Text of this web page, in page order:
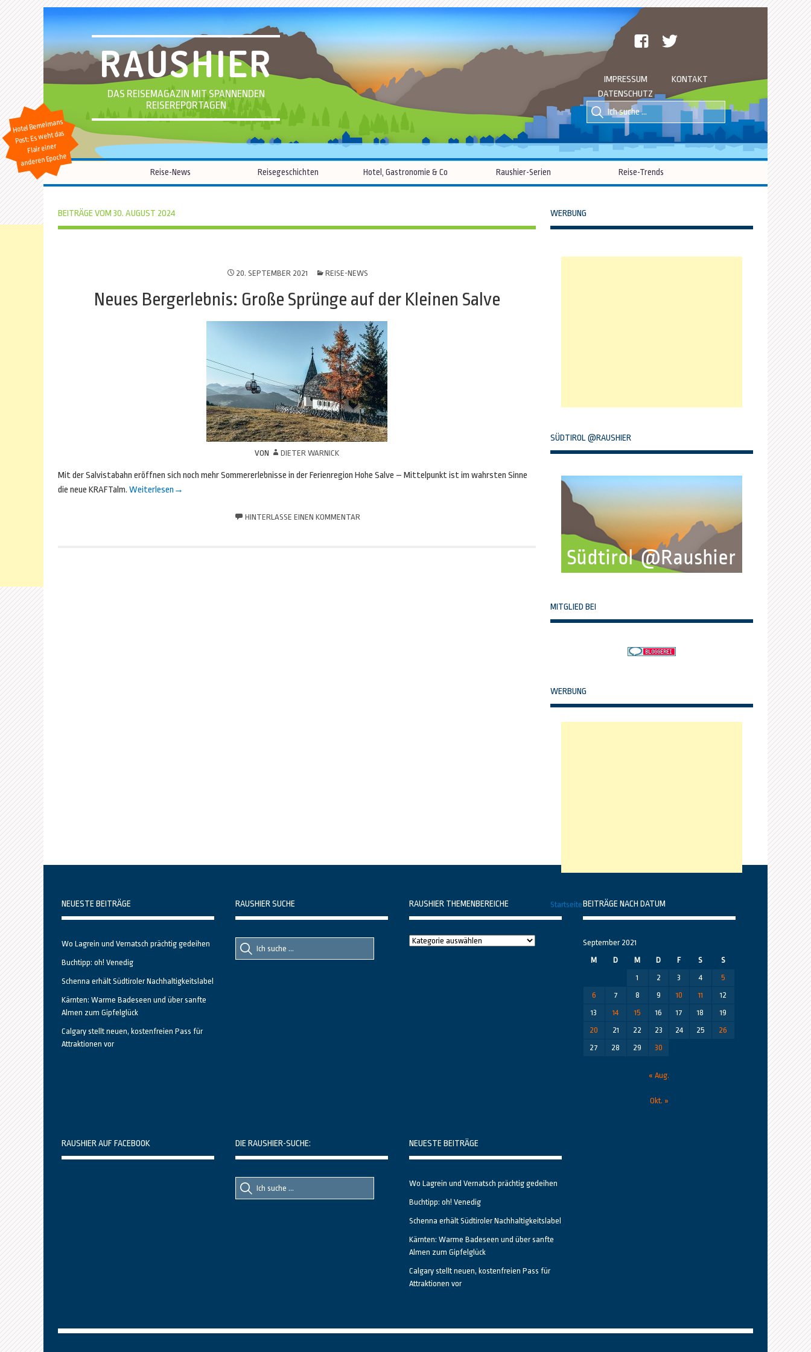
RAUSHIER
DAS REISEMAGAZIN MIT SPANNENDEN
REISEREPORTAGEN
facebook
IMPRESSUM
KONTAKT
DATENSCHUTZ
Suche
nach::
Suche
nach:
Hotel Bemelmans
Post: Es weht das
Flair einer
anderen Epoche
Reise-News Reisegeschichten Hotel, Gastronomie & Co Raushier-Serien Reise-Trends
BEITRÄGE VOM 30. AUGUST 2024
20. SEPTEMBER 2021 REISE-NEWS
Neues Bergerlebnis: Große Sprünge auf der Kleinen Salve
VON DIETER WARNICK
Mit der Salvistabahn eröffnen sich noch mehr Sommererlebnisse in der Ferienregion Hohe Salve – Mittelpunkt ist im wahrsten Sinne
die neue KRAFTalm. Weiterlesen →
HINTERLASSE EINEN KOMMENTAR
WERBUNG
SÜDTIROL @RAUSHIER
MITGLIED BEI
WERBUNG
Startseite
NEUESTE BEITRÄGE
Wo Lagrein und Vernatsch prächtig gedeihen
Buchtipp: oh! Venedig
Schenna erhält Südtiroler Nachhaltigkeitslabel
Kärnten: Warme Badeseen und über sanfte
Almen zum Gipfelglück
Calgary stellt neuen, kostenfreien Pass für
Attraktionen vor
RAUSHIER SUCHE
Suche
nach::
Suche
nach:
RAUSHIER THEMENBEREICHE
Raushier
BEITRÄGE NACH DATUM
September 2021
M
D M D F S
S
1
2 3 4
5
6
7 8 9 10 11
12
13
14 15 16 17 18
19
20
21 22 23 24 25
26
27
28 29 30
« Aug.
Okt. »
RAUSHIER AUF FACEBOOK DIE RAUSHIER-SUCHE:
Suche
nach::
Suche
nach:
NEUESTE BEITRÄGE
Wo Lagrein und Vernatsch prächtig gedeihen
Buchtipp: oh! Venedig
Schenna erhält Südtiroler Nachhaltigkeitslabel
Kärnten: Warme Badeseen und über sanfte
Almen zum Gipfelglück
Calgary stellt neuen, kostenfreien Pass für
Attraktionen vor